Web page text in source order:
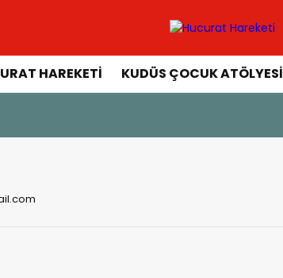
HAREKETI KUDÜS ÇOCUK ATÖLYESI